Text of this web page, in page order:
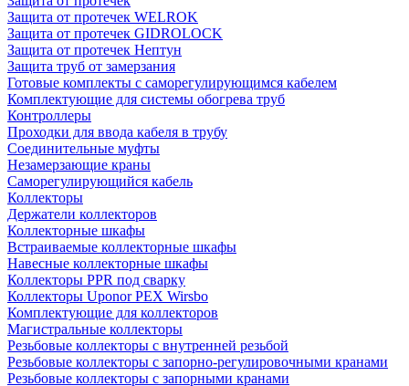
Защита от протечек WELROK
Защита от протечек GIDROLOCK
Защита от протечек Нептун
Защита труб от замерзания
Готовые комплекты с саморегулирующимся кабелем
Комплектующие для системы обогрева труб
Контроллеры
Проходки для ввода кабеля в трубу
Соединительные муфты
Незамерзающие краны
Саморегулирующийся кабель
Коллекторы
Держатели коллекторов
Коллекторные шкафы
Встраиваемые коллекторные шкафы
Навесные коллекторные шкафы
Коллекторы PPR под сварку
Коллекторы Uponor PEX Wirsbo
Комплектующие для коллекторов
Магистральные коллекторы
Резьбовые коллекторы с внутренней резьбой
Резьбовые коллекторы с запорно-регулировочными кранами
Резьбовые коллекторы с запорными кранами